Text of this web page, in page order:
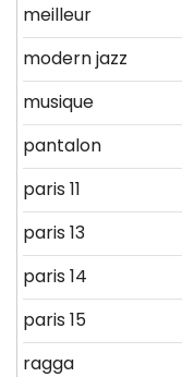
meilleur
modern jazz
musique
pantalon
paris 11
paris 13
paris 14
paris 15
ragga